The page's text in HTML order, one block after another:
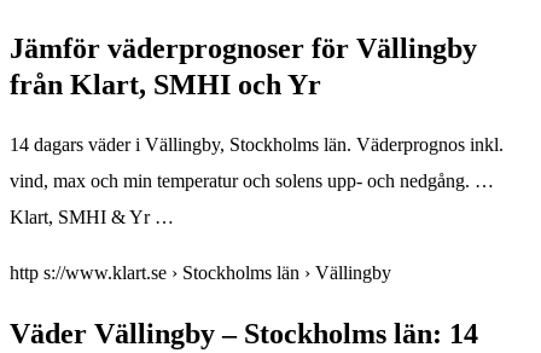
Jämför väderprognoser för Vällingby
från Klart, SMHI och Yr
14 dagars väder i Vällingby, Stockholms län. Väderprognos inkl.
vind, max och min temperatur och solens upp- och nedgång. …
Klart, SMHI & Yr …
http s://www.klart.se › Stockholms län › Vällingby
Väder Vällingby – Stockholms län: 14